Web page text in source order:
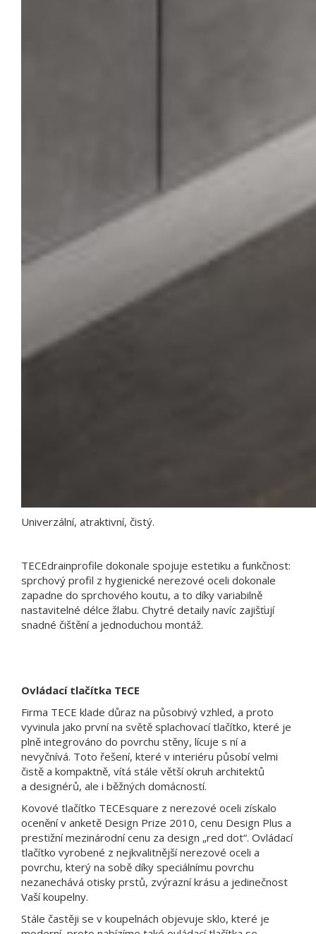
Univerzální, atraktivní, čistý.
TECEdrainprofile dokonale spojuje estetiku a funkčnost:
sprchový profil z hygienické nerezové oceli dokonale
zapadne do sprchového koutu, a to díky variabilně
nastavitelné délce žlabu. Chytré detaily navíc zajišťují
snadné čištění a jednoduchou montáž.
Ovládací tlačítka TECE
Firma TECE klade důraz na působivý vzhled, a proto
vyvinula jako první na světě splachovací tlačítko, které je
plně integrováno do povrchu stěny, lícuje s ní a
nevyčnívá. Toto řešení, které v interiéru působí velmi
čistě a kompaktně, vítá stále větší okruh architektů
a designérů, ale i běžných domácností.
Kovové tlačítko TECEsquare z nerezové oceli získalo
ocenění v anketě Design Prize 2010, cenu Design Plus a
prestižní mezinárodní cenu za design „red dot“. Ovládací
tlačítko vyrobené z nejkvalitnější nerezové oceli a
povrchu, který na sobě díky speciálnímu povrchu
nezanechává otisky prstů, zvýrazní krásu a jedinečnost
Vaší koupelny.
Stále častěji se v koupelnách objevuje sklo, které je